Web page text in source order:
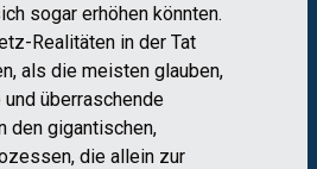
sogar erhöhen könnten.
Realitäten in der Tat
als die meisten glauben,
überraschende
den gigantischen,
die allein zur